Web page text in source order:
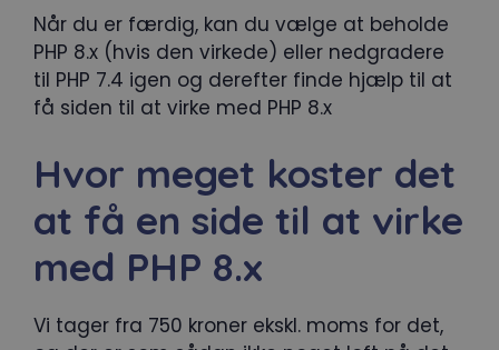
Når du er færdig, kan du vælge at beholde
PHP 8.x (hvis den virkede) eller nedgradere
til PHP 7.4 igen og derefter finde hjælp til at
få siden til at virke med PHP 8.x
Hvor meget koster det
at få en side til at virke
med PHP 8.x
Vi tager fra 750 kroner ekskl. moms for det,